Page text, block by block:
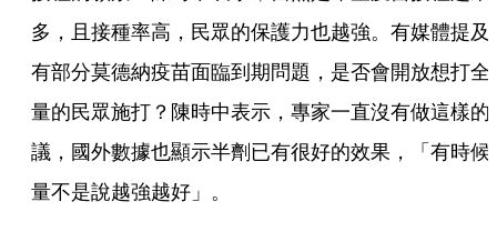
多，且接種率高，民眾的保護力也越強。有媒體提及
有部分莫德納疫苗面臨到期問題，是否會開放想打全
量的民眾施打？陳時中表示，專家一直沒有做這樣的
議，國外數據也顯示半劑已有很好的效果，「有時候
量不是說越強越好」。